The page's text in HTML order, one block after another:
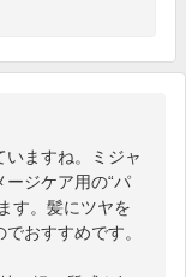
ますね。ミジャ
ジケア用の“パ
す。髪にツヤを
おすすめです。